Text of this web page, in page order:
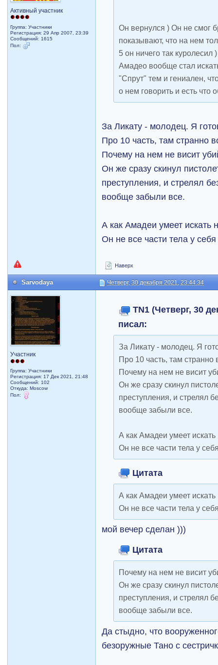
Активный участник
Группа: Участники
Регистрация: 29 Апр 2007, 23:39
Сообщений: 1615
Пол:
Он вернулся ) Он не смог
показывают, что на нем
5 он ничего так
Амадео вообще стал
"Спрут" тем и гениален,
о нем говорить и есть что
За Ликату - молодец. Я
Про 10 часть, там странно
Почему на нем не висит
Он же сразу скинул
преступления, и стрелял
вообще забыли все.
А как Амадеи умеет искать
Он не все части тела у
Наверх
Sarvodaya Четверг, 30 декабря 2021, 23:44:34
Участник
Группа: Участники
Регистрация: 17 Дек 2021, 21:48
Сообщений: 102
Откуда: Moscow
Пол:
TN1 (Четверг, 30
писал:
За Ликату - молодец. Я
Про 10 часть, там
Почему на нем не висит
Он же сразу скинул
преступления, и стрелял
вообще забыли все.
А как Амадеи умеет
Он не все части тела у
Цитата
А как Амадеи умеет
Он не все части тела у
мой вечер сделан )))
Цитата
Почему на нем не висит
Он же сразу скинул
преступления, и стрелял
вообще забыли все.
Да стыдно, что
безоружные Тано с